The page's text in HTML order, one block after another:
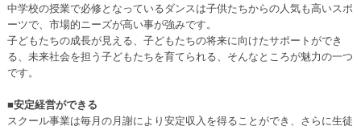
中学校の授業で必修となっているダンスは子供たちからの人気も高いスポ
ーツで、市場的ニーズが高い事が強みです。
子どもたちの成長が見える、子どもたちの将来に向けたサポートができ
る、未来社会を担う子どもたちを育てられる、そんなところが魅力の一つ
です。
■安定経営ができる
スクール事業は毎月の月謝により安定収入を得ることができ、さらに生徒